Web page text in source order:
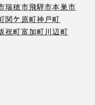
瑞穂市飛騨市本巣市
関ケ原町神戸町
祝町富加町川辺町